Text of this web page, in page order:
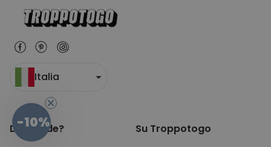
Italia
Domande? Su Troppotogo
-10%